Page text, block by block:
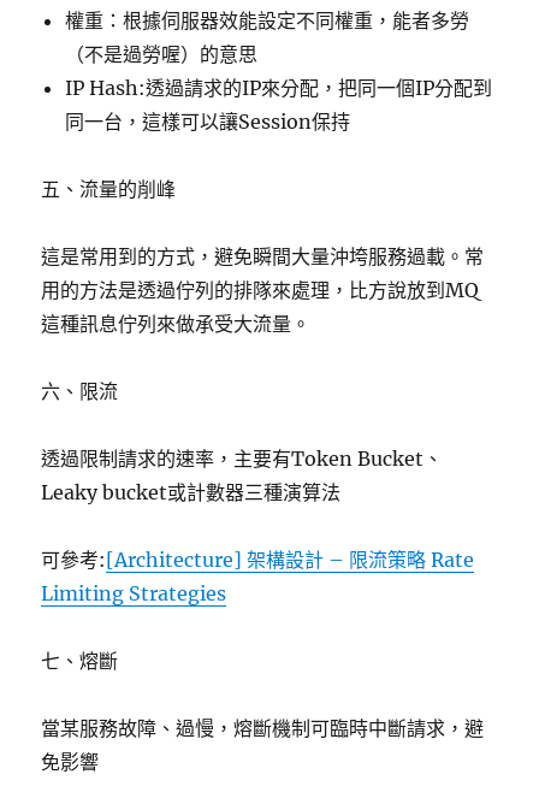
權重：根據伺服器效能設定不同權重，能者多勞
（不是過勞喔）的意思
IP Hash:透過請求的IP來分配，把同一個IP分配到
同一台，這樣可以讓Session保持
五、流量的削峰
這是常用到的方式，避免瞬間大量沖垮服務過載。常
用的方法是透過佇列的排隊來處理，比方說放到MQ
這種訊息佇列來做承受大流量。
六、限流
透過限制請求的速率，主要有Token Bucket、
Leaky bucket或計數器三種演算法
可參考:[Architecture] 架構設計 – 限流策略 Rate
Limiting Strategies
七、熔斷
當某服務故障、過慢，熔斷機制可臨時中斷請求，避
免影響